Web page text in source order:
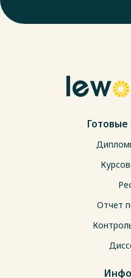
Отчет